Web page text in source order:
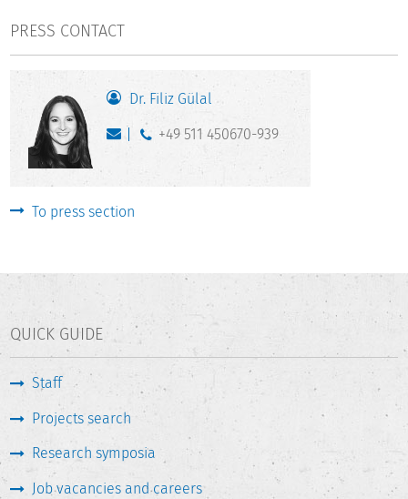
PRESS CONTACT
Dr. Filiz Gülal
+49 511 450670-939
To press section
QUICK GUIDE
Staff
Projects search
Research symposia
Job vacancies and careers